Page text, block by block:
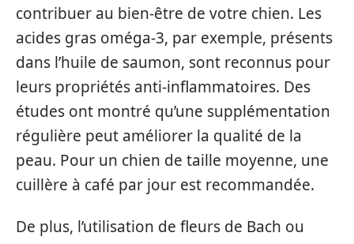
contribuer au bien-être de votre chien. Les
acides gras oméga-3, par exemple, présents
dans l’huile de saumon, sont reconnus pour
leurs propriétés anti-inflammatoires. Des
études ont montré qu’une supplémentation
régulière peut améliorer la qualité de la
peau. Pour un chien de taille moyenne, une
cuillère à café par jour est recommandée.
De plus, l’utilisation de fleurs de Bach ou